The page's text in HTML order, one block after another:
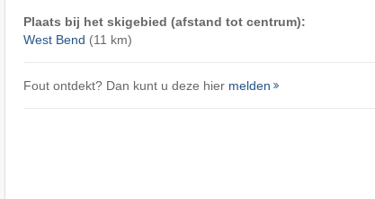
Plaats bij het skigebied (afstand tot centrum):
West Bend (11 km)
Fout ontdekt? Dan kunt u deze hier melden